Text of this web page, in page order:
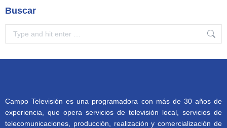
Buscar
Campo Televisión es una programadora con más de 30 años de
experiencia, que opera servicios de televisión local, servicios de
telecomunicaciones, producción, realización y comercialización de